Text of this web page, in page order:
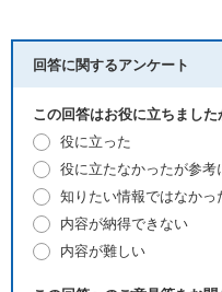
回答に関するアンケート
この回答はお役に立ちました
役に立った
役に立たなかったが参考
知りたい情報ではなかっ
内容が納得できない
内容が難しい